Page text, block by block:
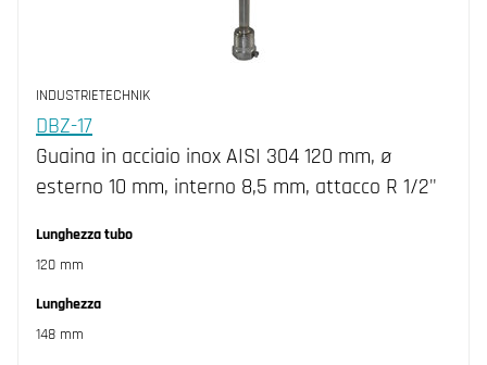
INDUSTRIETECHNIK
DBZ-17
Guaina in acciaio inox AISI 304 120 mm, ø
esterno 10 mm, interno 8,5 mm, attacco R 1/2"
Lunghezza tubo
120 mm
Lunghezza
148 mm